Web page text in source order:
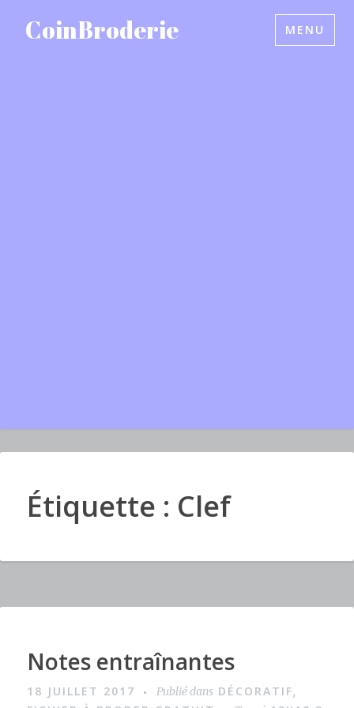
CoinBroderie MENU
Étiquette : Clef
I
Notes entraînantes
18 JUILLET 2017 Publié dans DÉCORATIF,